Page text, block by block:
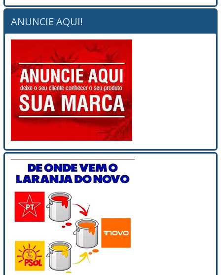
ANUNCIE AQUI!